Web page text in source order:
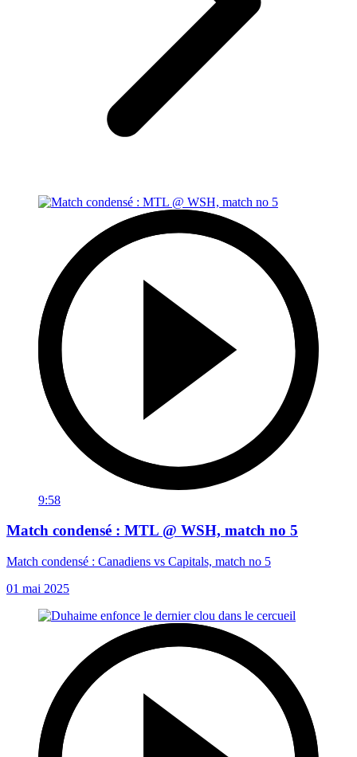
9:58
Match condensé : MTL @ WSH, match no 5
Match condensé : Canadiens vs Capitals, match no 5
01 mai 2025